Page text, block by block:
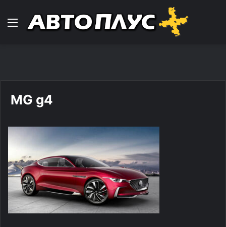
Навигација
MG g4